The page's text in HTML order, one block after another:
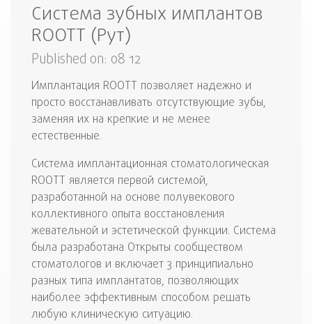
Система зубных имплантов
ROOTT (Рут)
Published on: 08 12
Имплантация ROOTT позволяет надежно и
просто восстанавливать отсутствующие зубы,
заменяя их на крепкие и не менее
естественные.
Система имплантационная стоматологическая
ROOTT является первой системой,
разработанной на основе полувекового
коллективного опыта восстановления
жевательной и эстетической функции. Система
была разработана Открыты сообществом
стоматологов и включает 3 принципиально
разных типа имплантатов, позволяющих
наиболее эффективным способом решать
любую клиническую ситуацию.